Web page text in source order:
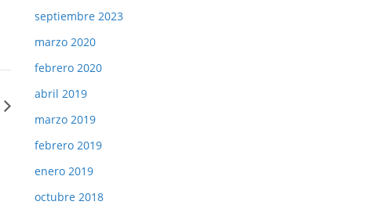
septiembre 2023
marzo 2020
febrero 2020
abril 2019
marzo 2019
febrero 2019
enero 2019
octubre 2018